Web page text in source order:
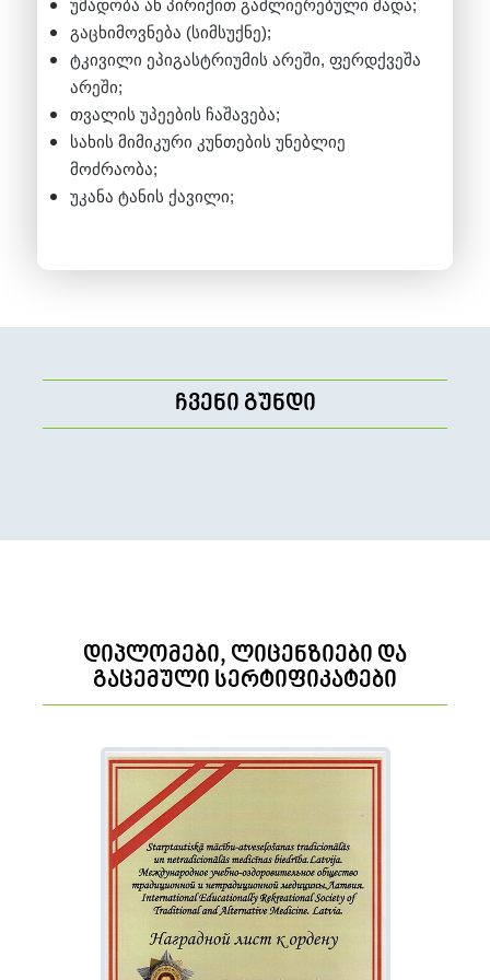
უმადობა ან პირიქით გაძლიერებული მადა;
გაცხიმოვნება (სიმსუქნე);
ტკივილი ეპიგასტრიუმის არეში, ფერდქვეშა
არეში;
თვალის უპეების ჩაშავება;
სახის მიმიკური კუნთების უნებლიე
მოძრაობა;
უკანა ტანის ქავილი;
ჩანს სკანირების დროს
თრომბოციტების მდგომარეობა და
აგრეგაციის არსებობა როგორც თრომბის
წარმოქმნის მიმართ მიდრეკილების
ფაქტორი
სისხლის თხევადი ნაწილის– პლაზმის
მდგომარეობა, მისი სიწმინდის ხარისხი,
ჩვენი გუნდი
დიპლომები, ლიცენზიები და
გაცემული სერტიფიკატები